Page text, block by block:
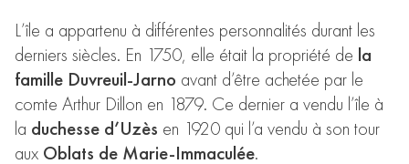
L’île a appartenu à différentes personnalités durant les
derniers siècles. En 1750, elle était la propriété de la
famille Duvreuil-Jarno avant d’être achetée par le
comte Arthur Dillon en 1879. Ce dernier a vendu l’île à
la duchesse d’Uzès en 1920 qui l’a vendu à son tour
aux Oblats de Marie-Immaculée.